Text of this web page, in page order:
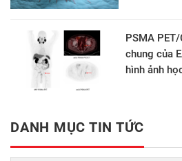
PSMA
chung của
hình ảnh
DANH MỤC TIN TỨC